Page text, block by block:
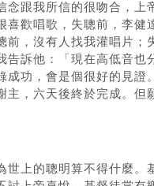
念跟我所信的很吻合，上
喜歡唱歌，失聰前，李健
前，沒有人找我灌唱片；
告訴他：「現在高低音也
成功，會是個很好的見證
主，六天後終於完成。但
世上的聰明算不得什麼。